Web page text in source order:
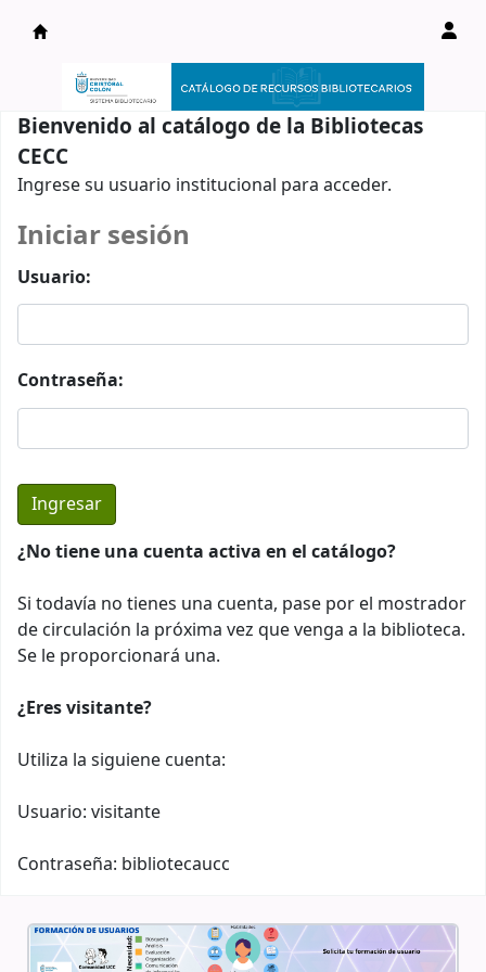
Catálogo en línea
Bienvenido al catálogo de la Bibliotecas
CECC
Ingrese su usuario institucional para acceder.
Iniciar sesión
Usuario:
Contraseña:
¿No tiene una cuenta activa en el catálogo?
Si todavía no tienes una cuenta, pase por el mostrador
de circulación la próxima vez que venga a la biblioteca.
Se le proporcionará una.
¿Eres visitante?
Utiliza la siguiene cuenta:
Usuario: visitante
Contraseña: bibliotecaucc